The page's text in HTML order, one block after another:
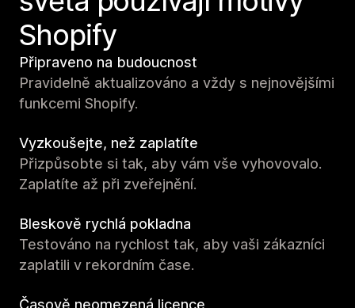
Shopify
Připraveno na budoucnost
Pravidelně aktualizováno a vždy s nejnovějšími
funkcemi Shopify.
Vyzkoušejte, než zaplatíte
Přizpůsobte si tak, aby vám vše vyhovovalo.
Zaplatíte až při zveřejnění.
Bleskově rychlá pokladna
Testováno na rychlost tak, aby vaši zákazníci
zaplatili v rekordním čase.
Časově neomezená licence